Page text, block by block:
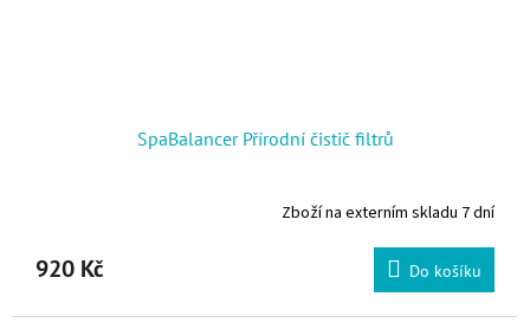
SpaBalancer Přírodní čistič filtrů
Průměrné hodnocení produktu je 5,0 z 5 hvězdiček.
Zboží na externím skladu 7 dní
920 Kč Do košíku